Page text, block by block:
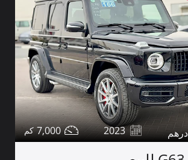
2023
7,000